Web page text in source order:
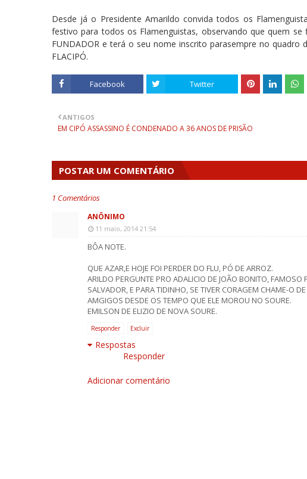
Desde já o Presidente Amarildo convida todos os
festivo para todos os Flamenguistas, observando que quem
FUNDADOR e terá o seu nome inscrito parasempre no quadro
FLACIPÓ.
Facebook Twitter
ANTIGOS
EM CIPÓ ASSASSINO É CONDENADO A 36 ANOS DE PRISÃO
POSTAR UM COMENTÁRIO
1 Comentários
ANÔNIMO
11 maio, 2014 21:54
BÔA NOTE.
QUE AZAR,E HOJE FOI PERDER DO FLU, PÓ DE ARROZ.
ARILDO PERGUNTE PRO ADALICIO DE JOÃO BONITO,
SALVADOR, E PARA TIDINHO, SE TIVER CORAGEM CHAME-O
AMGIGOS DESDE OS TEMPO QUE ELE MOROU NO SOURE.
EMILSON DE ELIZIO DE NOVA SOURE.
Responder Excluir
Respostas
Responder
Adicionar comentário